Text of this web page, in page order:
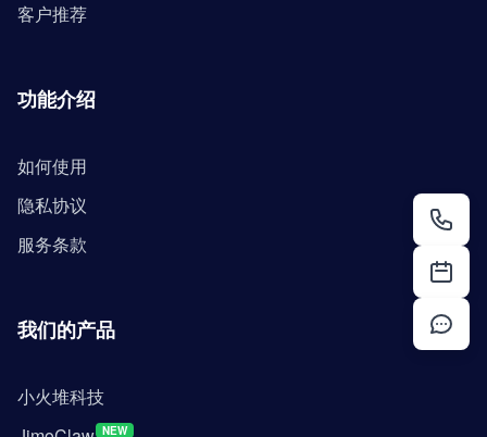
客户推荐
功能介绍
如何使用
隐私协议
服务条款
我们的产品
小火堆科技
NEW